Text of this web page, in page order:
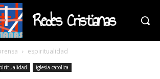
Redes Cristianas
espiritualidad
iglesia catolica